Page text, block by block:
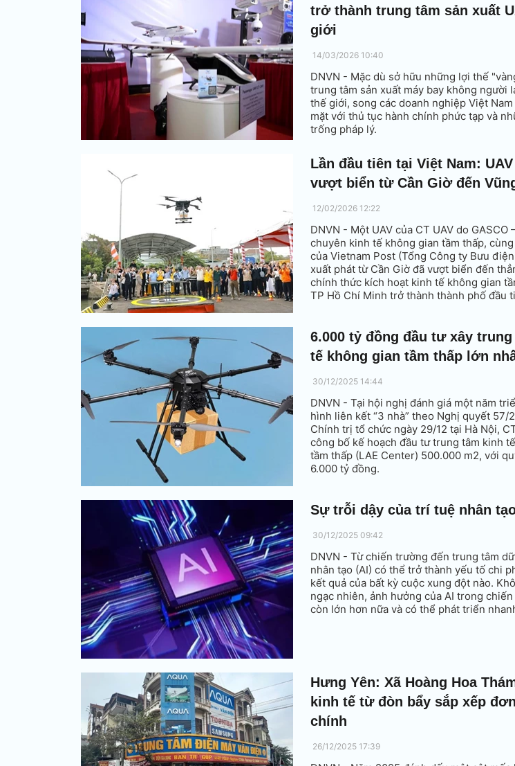
trở thành trung tâm sản xuất
giới
14/03/2026 10:40
DNVN - Mặc dù sở hữu những lợi thế
trung tâm sản xuất máy bay không người
thế giới, song các doanh nghiệp Việt
mặt với thủ tục hành chính phức tạp và
trống pháp lý.
Lần đầu tiên tại Việt Nam:
vượt biển từ Cần Giờ đến
12/02/2026 12:22
DNVN - Một UAV của CT UAV do GASCO
chuyên kinh tế không gian tầm thấp,
của Vietnam Post (Tổng Công ty Bưu
xuất phát từ Cần Giờ đã vượt biển đến
chính thức kích hoạt kinh tế không gian
TP Hồ Chí Minh trở thành thành phố đầu
6.000 tỷ đồng đầu tư xây
tế không gian tầm thấp lớn
30/12/2025 14:44
DNVN - Tại hội nghị đánh giá một năm
hình liên kết “3 nhà” theo Nghị quyết 57/
Chính trị tổ chức ngày 29/12 tại Hà Nội,
công bố kế hoạch đầu tư trung tâm kinh
tầm thấp (LAE Center) 500.000 m2, với
6.000 tỷ đồng.
Sự trỗi dậy của trí tuệ nhân
30/12/2025 09:42
DNVN - Từ chiến trường đến trung tâm
nhân tạo (AI) có thể trở thành yếu tố chi
kết quả của bất kỳ cuộc xung đột nào.
ngạc nhiên, ảnh hưởng của AI trong
còn lớn hơn nữa và có thể phát triển
Hưng Yên: Xã Hoàng Hoa
kinh tế từ đòn bẩy sắp xếp
chính
26/12/2025 17:39